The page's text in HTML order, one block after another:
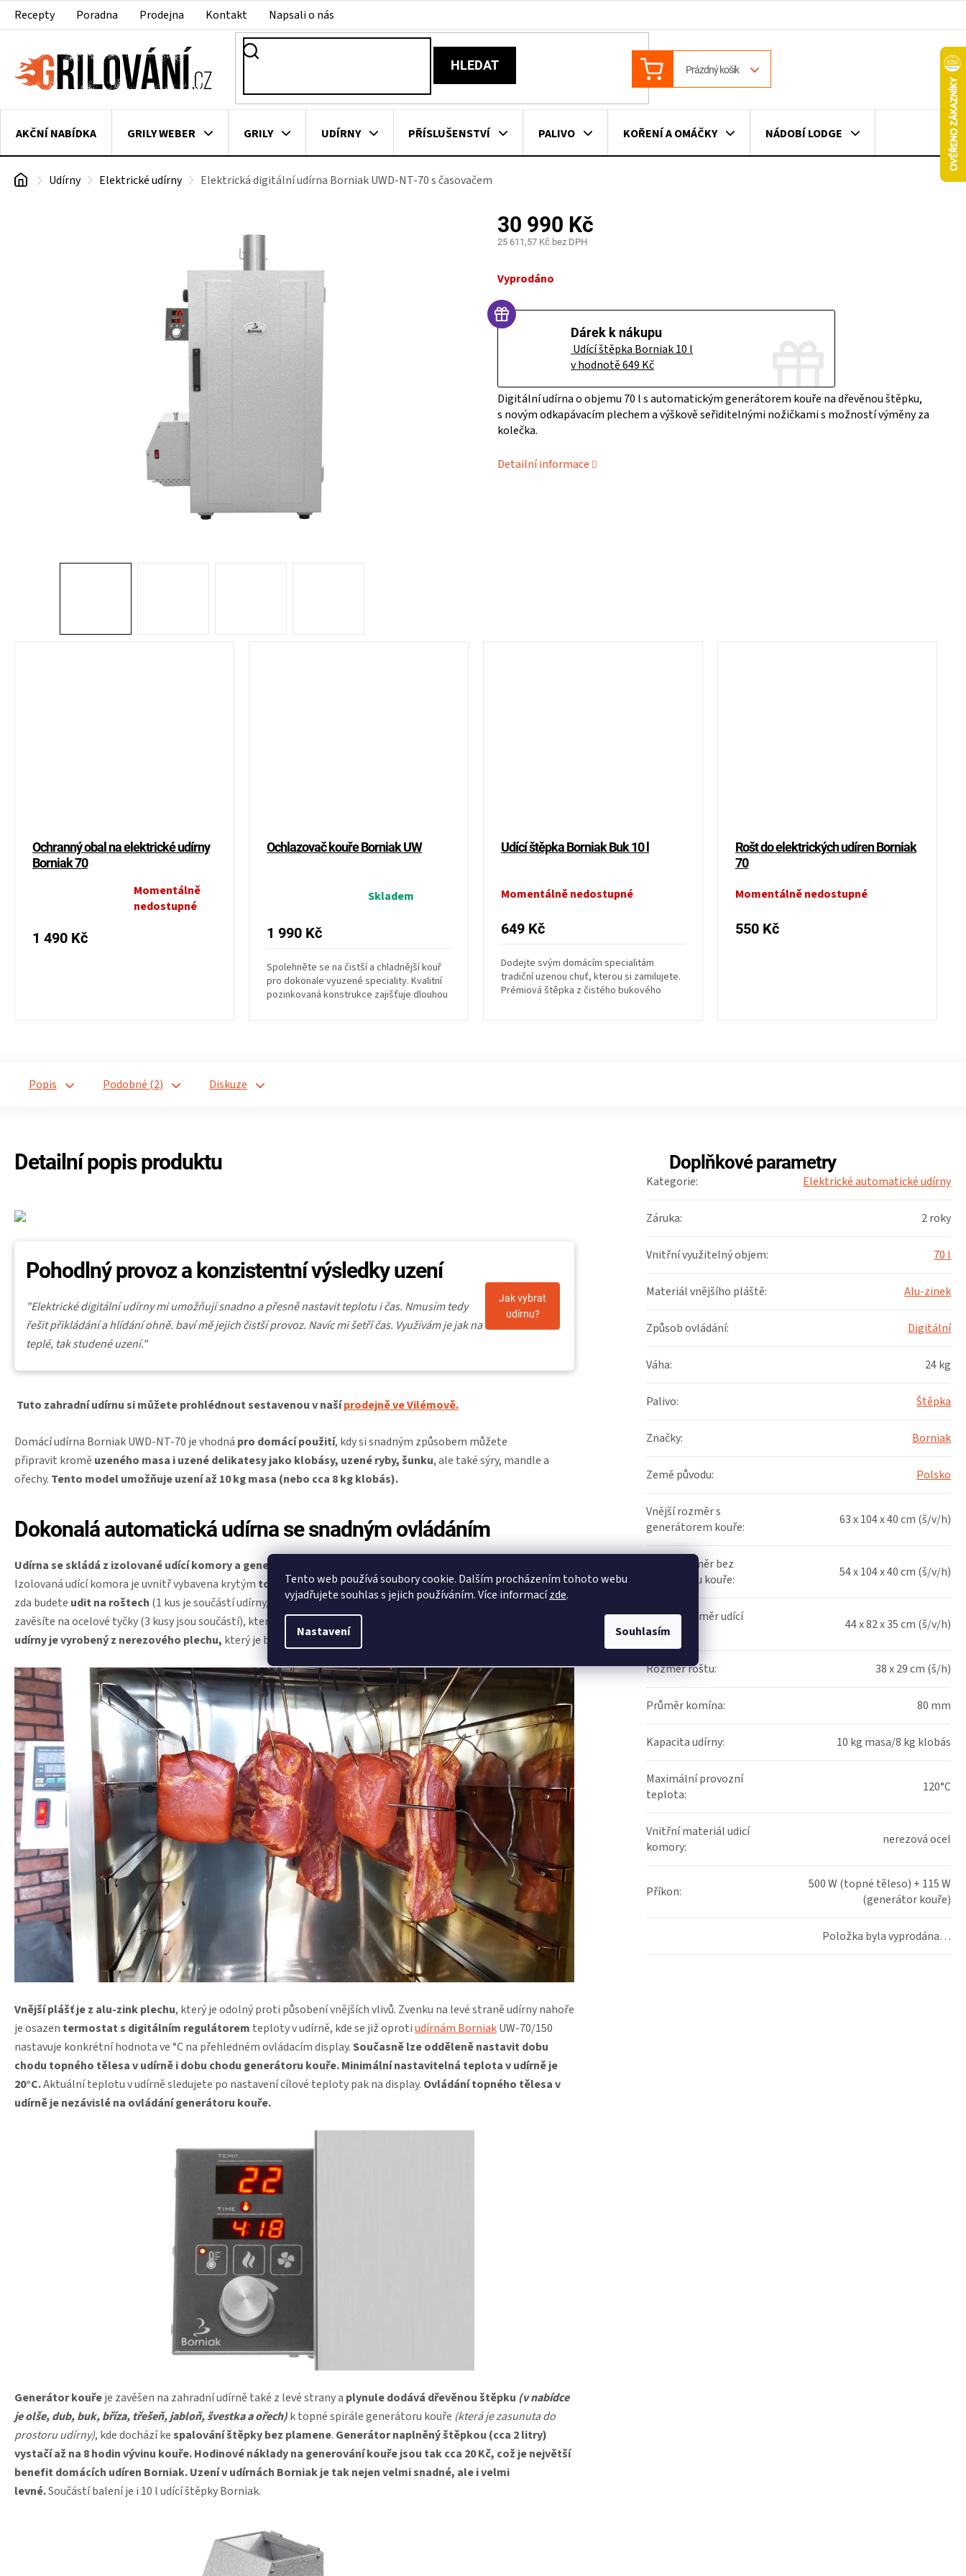
Tento web používá soubory cookie. Dalším procházením tohoto webu
vyjadřujete souhlas s jejich používáním. Více informacízde.
Nastavení Souhlasím
PřejítRecepty Poradna Prodejna Kontakt Napsali o nás
HLEDAT NÁKUPNÍ
KOŠÍK
Prázdný košík
AKČNÍ NABÍDKA GRILY WEBER GRILY UDÍRNY PŘÍSLUŠENSTVÍ PALIVO KOŘENÍ A OMÁČKY NÁDOBÍ LODGE
VAKUOVAČKY LEDNICE NA ZRÁNÍ MASA VENKOVNÍ KUCHYNĚ KNIHY O GRILOVÁNÍ
DomůUdírny Elektrické udírny Elektrická digitální udírna Borniak UWD-NT-70 s časovačem
30 990 Kč
25 611,57 Kč bez DPH
cena:
Vyprodáno
+ Udící štěpka Borniak 10 l
v hodnotě 649 Kč
Digitální udírna o objemu 70 l s automatickým generátorem kouře na dřevěnou štěpku,
s novýmodkapávacím plechem a výškově seřiditelnými nožičkami s možností výměny za
kolečka.
Detailní informace
Ochranný obal na elektrické udírny
Borniak 70
je
Momentálně
nedostupné
1 490 Kč
Ochlazovač kouře Borniak UW
je
z
5
hvězdiček.
Skladem
1 990 Kč
Spolehněte se na čistší a chladnější kouř
pro dokonale vyuzené speciality. Kvalitní
pozinkovaná konstrukce zajišťuje dlouhou
Udící štěpka Borniak Buk 10 l
Momentálně nedostupné
649 Kč
Dodejte svým domácím specialitám
tradiční uzenou chuť, kterou si zamilujete.
Prémiová štěpka z čistého bukového
Rošt do elektrických udíren Borniak
70
Momentálně nedostupné
550 Kč
Popis Podobné (2) Diskuze
Detailní popis produktu
Pohodlný provoz a konzistentní výsledky uzení
"Elektrické digitální udírny mi umožňují snadno a přesně nastavit teplotu i čas. Nmusím tedy
řešit přikládání a hlídání ohně. baví mě jejich čistší provoz. Navíc mi šetří čas. Využívám je jak na
teplé, tak studené uzení."
Jak vybrat
udírnu?
Tuto zahradní udírnu si můžete prohlédnout sestavenou v našíprodejně ve Vilémově.
Domácí udírna Borniak UWD-NT-70 je vhodná pro domácí použití, kdy si snadným způsobem můžete
připravit kromě uzeného masa i uzené delikatesy jako klobásy, uzené ryby, šunku, ale také sýry, mandle a
ořechy. Tento model umožňuje uzení až 10 kg masa (nebo cca 8 kg klobás).
Dokonalá automatická udírna se snadným ovládáním
Udírna se skládá z izolované udící komory a generátoru kouře se zásobníkem na
Izolovaná udící komora je uvnitř vybavena krytým topným tělesem a úchyty pro 6 roštů.Můžete si tak vybrat,
zda budete udit na roštech (1 kus je součástí udírny, další je nutno dokoupit)nebo ve visu na háčcích. Háčky
zavěsíte na ocelové tyčky (3 kusy jsou součástí), které položíte kolmo na úchyty roštů v požadované výšce.
udírny je vyrobený z nerezového plechu, který je bezpečný pro styk s potravinami.
Vnější plášť je z alu-zink plechu, který je odolný proti působení vnějších vlivů. Zvenku na levé straně udírny nahoře
je osazen termostat s digitálním regulátorem teploty v udírně, kde se již oprotiudírnám BorniakUW-70/150
nastavuje konkrétní hodnota ve °C na přehledném ovládacím display.Současně lze odděleně nastavit dobu
chodu topného tělesa v udírně i dobu chodu generátoru kouře.Minimální nastavitelná teplota v udírně je
20°C.Aktuální teplotu v udírně sledujete po nastavení cílové teploty pak na display. Ovládání topného tělesa v
udírně je nezávislé na ovládání generátoru kouře.
Generátor kouřeje zavěšen na zahradní udírně také z levé strany a plynule dodává dřevěnou štěpku (v nabídce
je olše, dub, buk, bříza, třešeň, jabloň, švestka a ořech)k topné spirále generátoru kouře (která je zasunuta do
prostoru udírny), kde dochází kespalování štěpky bez plamene. Generátor naplněný štěpkou (cca 2 litry)
vystačí až na 8 hodin vývinu kouře.Hodinové náklady na generování kouře jsou tak cca 20 Kč, což je největší
benefit domácích udíren Borniak. Uzení v udírnách Borniak je tak nejen velmi snadné, ale i velmi
levné.Součástí balení je i 10 l udící štěpky Borniak.
Doplňkové parametry
Kategorie: Elektrické automatické udírny
Záruka: 2 roky
Vnitřní využitelný objem: 70 l
Materiál vnějšího pláště: Alu-zinek
Způsob ovládání: Digitální
Váha: 24 kg
Palivo: Štěpka
Značky: Borniak
Země původu: Polsko
Vnější rozměr s
generátorem kouře: 63 x 104 x 40 cm (š/v/h)
Vnější rozměr bez
generátoru kouře: 54 x 104 x 40 cm (š/v/h)
Vnitřní rozměr udící
komory
44 x 82 x 35 cm (š/v/h)
Rozměr roštu: 38 x 29 cm (š/h)
Průměr komína: 80 mm
Kapacita udírny: 10 kg masa/8 kg klobás
Maximální provozní
teplota: 120°C
Vnitřní materiál udicí
komory: nerezová ocel
Příkon:
500 W (topné těleso) + 115 W
(generátor kouře)
Položka byla vyprodána…